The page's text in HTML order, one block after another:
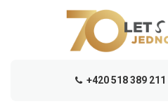
+420 518 389 211